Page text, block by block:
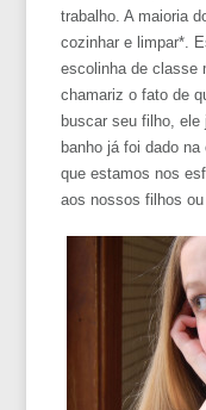
trabalho. A maioria
cozinhar e limpar*.
escolinha de classe
chamariz o fato de
buscar seu filho,
banho já foi dado
que estamos nos
aos nossos filhos